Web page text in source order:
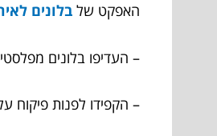
האפקט של בלונים
– העדיפו בלונים
– הקפידו לפנות פיקוח